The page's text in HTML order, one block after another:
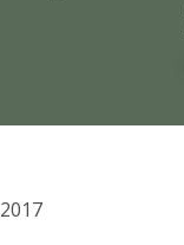
2017